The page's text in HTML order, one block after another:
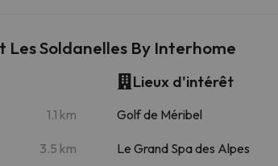
Soldanelles By Interhome
1.1 km
3.5 km
Lieux d'intérêt
Golf de Méribel
Le Grand Spa des Alpes